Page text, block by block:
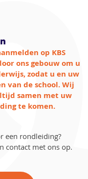
op KBS
ons gebouw om u
zodat u en uw
van de school. Wij
samen met uw
te komen.
een rondleiding?
contact met ons op.